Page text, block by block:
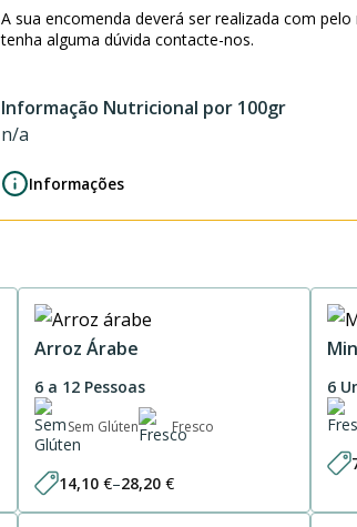
Guisadas
A sua encomenda deverá ser realizada com
tenha alguma dúvida contacte-nos.
Informação Nutricional por 100gr
n/a
Informações
Arroz Árabe
6 a 12 Pessoas
Sem Glúten Fresco
14,10 €–28,20 €
Price
range:
6